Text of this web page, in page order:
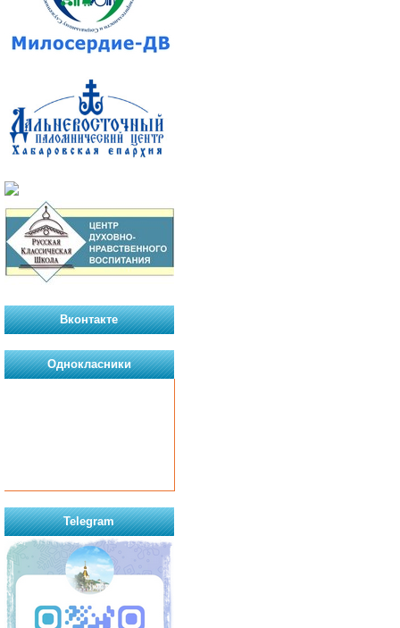
Вконтакте
Однокласники
Telegram